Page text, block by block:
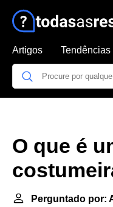
Artigos Tendências
O que é
Perguntado por: